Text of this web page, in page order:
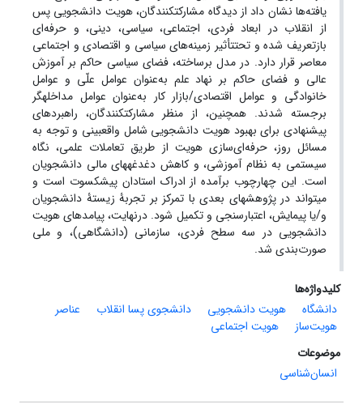
یافته‌ها نشان داد از دیدگاه مشارکت‏کنندگان، هویت دانشجویی پس
از انقلاب در ابعاد فردی، اجتماعی، سیاسی، دینی، و حرفه‌ای
بازتعریف شده و تحت‏تأثیر زمینه‌های سیاسی و اقتصادی و اجتماعی
معاصر قرار دارد. در مدل برساخته، فضای سیاسی حاکم بر آموزش
عالی و فضای حاکم بر نهاد علم به‌عنوان عوامل علّی و عوامل
خانوادگی و عوامل اقتصادی/بازار کار به‌عنوان عوامل مداخله‏گر
برجسته شدند. همچنین، از منظر مشارکت‏کنندگان، راهبردهای
پیشنهادی برای بهبود هویت دانشجویی شامل واقع‏بینی و توجه به
مسائل روز، حرفه‌ای‌سازی هویت از طریق تعاملات علمی، نگاه
سیستمی به نظام آموزشی، و کاهش دغدغه‏های مالی دانشجویان
است. این چهارچوب برآمده از ادراک استادان پیشکسوت است و
می‏تواند در پژوهش‏های بعدی با تمرکز بر تجربۀ زیستۀ دانشجویان
و/یا پیمایش، اعتبارسنجی و تکمیل شود. درنهایت، پیامدهای هویت
دانشجویی در سه سطح فردی، سازمانی (دانشگاهی)، و ملی
صورت‌بندی شد.
کلیدواژه‌ها
دانشگاه
هویت دانشجویی دانشجوی پسا انقلاب
عناصر
هویت‌ساز
هویت اجتماعی
موضوعات
انسان‌شناسی